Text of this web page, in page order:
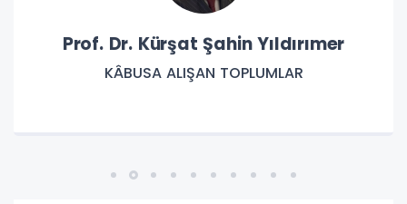
Dr. Dilek BARAN (Akademisyen & Yazar)
İZMİR’DE “SAĞLIK KAFE” İÇİN CİDDİ İDDİALAR:
RUHSATSIZ BİR İŞLETME YILLARDIR NASIL FAALİYET